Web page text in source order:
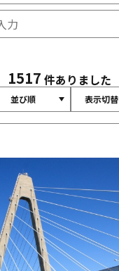
1517 件ありました
並び順 表示切替